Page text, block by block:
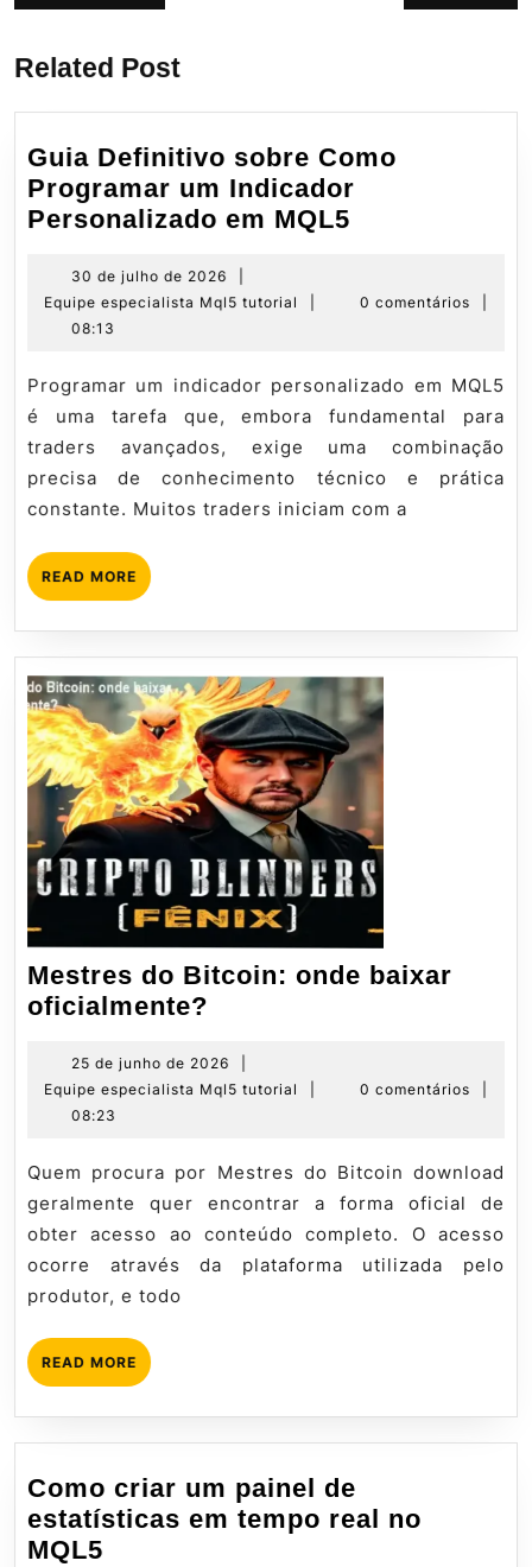
deanterior: post:
Related Post
Guia Definitivo sobre Como
Programar um Indicador
Personalizado em MQL5
Como
um
Indicador
em
MQL5
30 de julho de 2026
de
2026
Equipe especialista Mql5 tutorial
tutorial
0 comentários
08:13
Programar um indicador personalizado em MQL5
é uma tarefa que, embora fundamental para
traders avançados, exige uma combinação
precisa de conhecimento técnico e prática
constante. Muitos traders iniciam com a
READ MORE READ
MORE
Mestres do Bitcoin: onde baixar
oficialmente?
Bitcoin:
onde
oficialmente?
25 de junho de 2026
25
de
2026
Equipe especialista Mql5 tutorial
Equipe
tutorial
0 comentários
08:23
Quem procura por Mestres do Bitcoin download
geralmente quer encontrar a forma oficial de
obter acesso ao conteúdo completo. O acesso
ocorre através da plataforma utilizada pelo
produtor, e todo
READ MORE READ
MORE
Como criar um painel de
estatísticas em tempo real no
MQL5